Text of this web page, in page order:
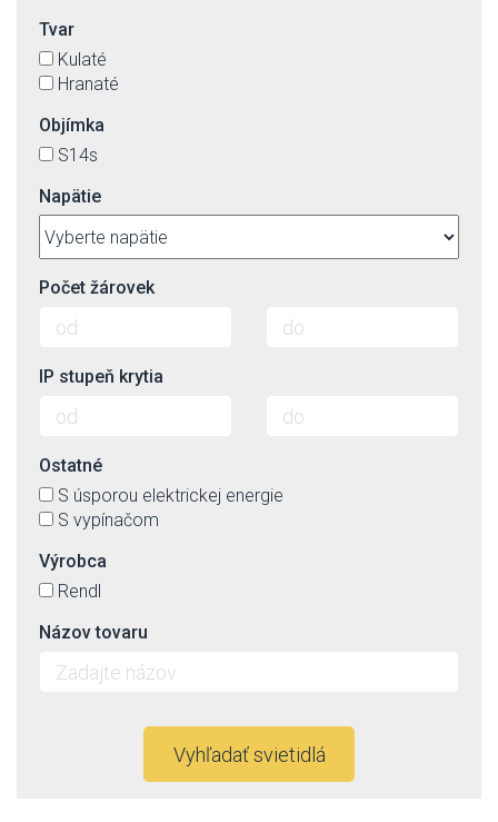
Tvar
Kulaté
Hranaté
Objímka
S14s
Napätie
Počet žárovek
IP stupeň krytia
Ostatné
S úsporou elektrickej energie
S vypínačom
Výrobca
Rendl
Názov tovaru
Vyhľadať svietidlá